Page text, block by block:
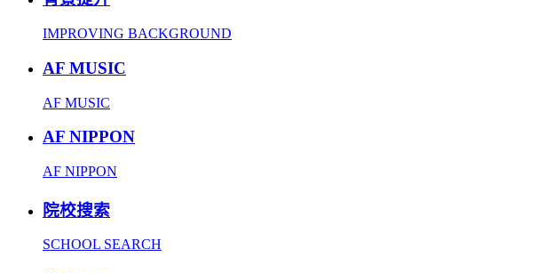
IMPROVING BACKGROUND
AF MUSIC
AF MUSIC
AF NIPPON
AF NIPPON
院校搜索
SCHOOL SEARCH